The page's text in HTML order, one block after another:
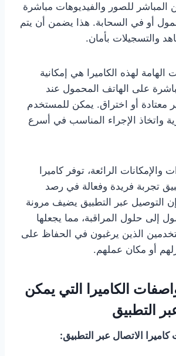
المباشر للصور والفيديوهات مباشرة
أو في السحابة. هذا يضمن أن يتم
والتسجيلات بأمان.
لهذه الكاميرا هي إمكانية
على الهاتف المحمول عند
معتادة أو اختراق. يمكن للمستخدم
واتخاذ الإجراء المناسب في أسرع
الرائعة، توفر كاميرا
تجربة فريدة وفعالة في رصد
إن التوصيل عبر التطبيق يضيف مرونة
إلى حلول المراقبة، مما يجعلها
الذين يرغبون في الحفاظ على
أو مكان عملهم.
الكاميرا التي يمكن
التطبيق
الاتصال عبر التطبيق: